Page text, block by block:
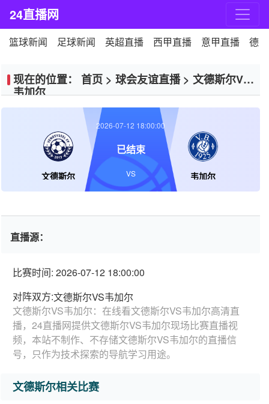
24直播网
篮球新闻 足球新闻 英超直播 西甲直播 意甲直播 德
现在的位置： 首页 > 球会友谊直播> 文德斯尔VS
韦加尔
文德斯尔 韦加尔
2026-07-12 18:00:00
已结束
VS
直播源：
比赛时间: 2026-07-12 18:00:00
对阵双方:文德斯尔VS韦加尔
文德斯尔VS韦加尔：在线看文德斯尔VS韦加尔高清直
播，24直播网提供文德斯尔VS韦加尔现场比赛直播视
频，本站不制作、不存储文德斯尔VS韦加尔的直播信
号，只作为技术探索的导航学习用途。
文德斯尔相关比赛